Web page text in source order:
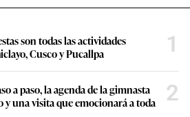
son todas las actividades
Cusco y Pucallpa
1
a paso, la agenda de la gimnasta
y una visita que emocionará a toda
2